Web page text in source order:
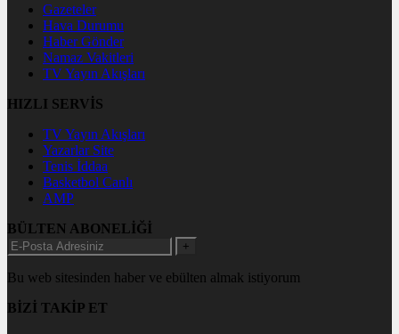
Gazeteler
Hava Durumu
Haber Gönder
Namaz Vakitleri
TV Yayın Akışları
HIZLI SERVİS
TV Yayın Akışları
Yazarlar Site
Tenis İddaa
Basketbol Canlı
AMP
BÜLTEN ABONELİĞİ
+
Bu web sitesinden haber ve ebülten almak istiyorum
BİZİ TAKİP ET